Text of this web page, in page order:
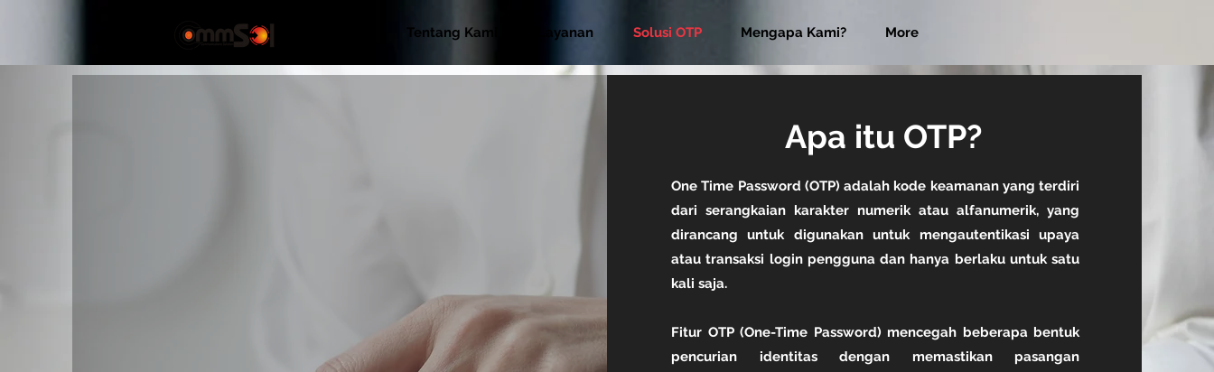
Tentang Kami Layanan Solusi OTP Mengapa Kami? More
Apa itu OTP?
One Time Password (OTP) adalah kode keamanan yang terdiri
dari serangkaian karakter numerik atau alfanumerik, yang
dirancang untuk digunakan untuk mengautentikasi upaya
atau transaksi login pengguna dan hanya berlaku untuk satu
kali saja.
Fitur OTP (One-Time Password) mencegah beberapa bentuk
pencurian identitas dengan memastikan pasangan